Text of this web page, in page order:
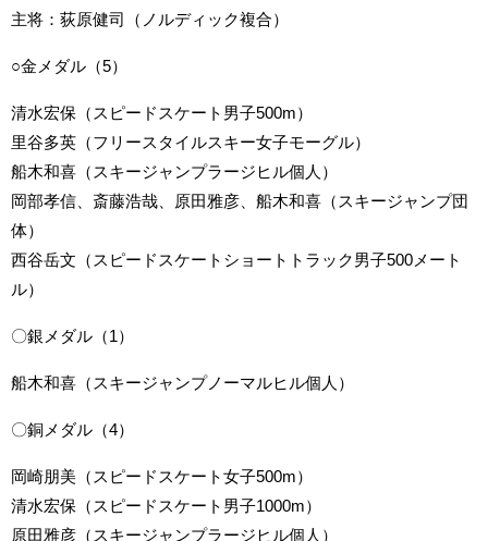
主将：荻原健司（ノルディック複合）
○金メダル（5）
清水宏保（スピードスケート男子500m）
里谷多英（フリースタイルスキー女子モーグル）
船木和喜（スキージャンプラージヒル個人）
岡部孝信、斎藤浩哉、原田雅彦、船木和喜（スキージャンプ団
体）
西谷岳文（スピードスケートショートトラック男子500メート
ル）
〇銀メダル（1）
船木和喜（スキージャンプノーマルヒル個人）
〇銅メダル（4）
岡崎朋美（スピードスケート女子500m）
清水宏保（スピードスケート男子1000m）
原田雅彦（スキージャンプラージヒル個人）